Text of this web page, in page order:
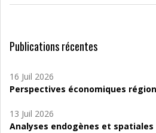
Publications récentes
16 Juil 2026
Perspectives économiques
13 Juil 2026
Analyses endogènes et spatiales